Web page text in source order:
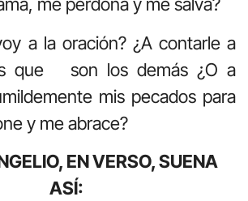
me perdona y me salva?
a la oración? ¿A contarle a
que son los demás ¿O a
mis pecados para
y me abrace?
EN VERSO, SUENA
ASÍ: